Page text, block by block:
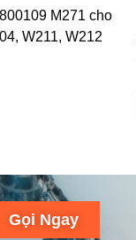
M271 cho
W211, W212
Gọi Ngay